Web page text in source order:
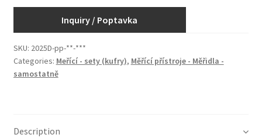
Inquiry / Poptavka
SKU: 2025D-pp-**-***
Categories: Meřící - sety (kufry), Měřící přístroje - Měřidla -
samostatně
Description